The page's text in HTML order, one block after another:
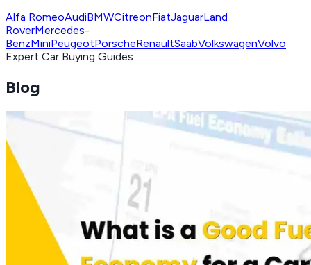
Alfa RomeoAudiBMWCitreonFiatJaguarLand
RoverMercedes-
BenzMiniPeugeotPorscheRenaultSaabVolkswagenVolvo
Expert Car Buying Guides
Blog